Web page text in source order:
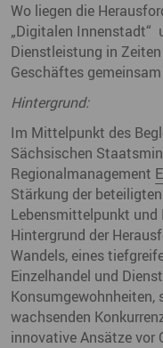
Wo liegen die
„Digitalen Innenstadt“
Dienstleistung in
Geschäftes
Hintergrund:
Im Mittelpunkt des
Sächsischen
Regionalmanagement
Stärkung der
Lebensmittelpunkt
Hintergrund der
Wandels, eines
Einzelhandel und
Konsumgewohnheiten,
wachsenden
innovative Ansätze vor